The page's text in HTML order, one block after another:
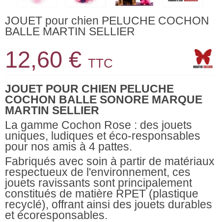
JOUET pour chien PELUCHE COCHON
BALLE MARTIN SELLIER
12,60 € TTC
JOUET POUR CHIEN PELUCHE
COCHON BALLE SONORE MARQUE
MARTIN SELLIER
La gamme Cochon Rose : des jouets
uniques, ludiques et éco-responsables
pour nos amis à 4 pattes.
Fabriqués avec soin à partir de matériaux
respectueux de l'environnement, ces
jouets ravissants sont principalement
constitués de matière RPET (plastique
recyclé), offrant ainsi des jouets durables
et écoresponsables.